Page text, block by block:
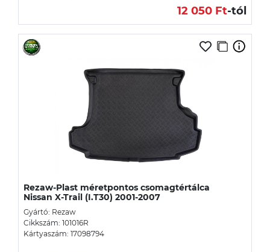
12 050 Ft-tól
Rezaw-Plast méretpontos csomagtértálca
Nissan X-Trail (I.T30) 2001-2007
Gyártó: Rezaw
Cikkszám: 101016R
Kártyaszám: 17098794